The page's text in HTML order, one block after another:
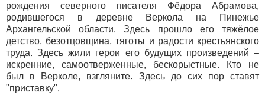
рождения северного писателя Фёдора Абрамова,
родившегося в деревне Веркола на Пинежье
Архангельской области. Здесь прошло его тяжёлое
детство, безотцовщина, тяготы и радости крестьянского
труда. Здесь жили герои его будущих произведений –
искренние, самоотверженные, бескорыстные. Кто не
был в Верколе, взгляните. Здесь до сих пор ставят
"приставку".